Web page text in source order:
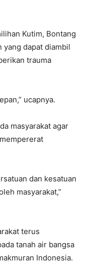
Kutim, Bontang
yang dapat diambil
trauma
ucapnya.
masyarakat agar
dan kesatuan
masyarakat,”
terus
tanah air bangsa
Indonesia.